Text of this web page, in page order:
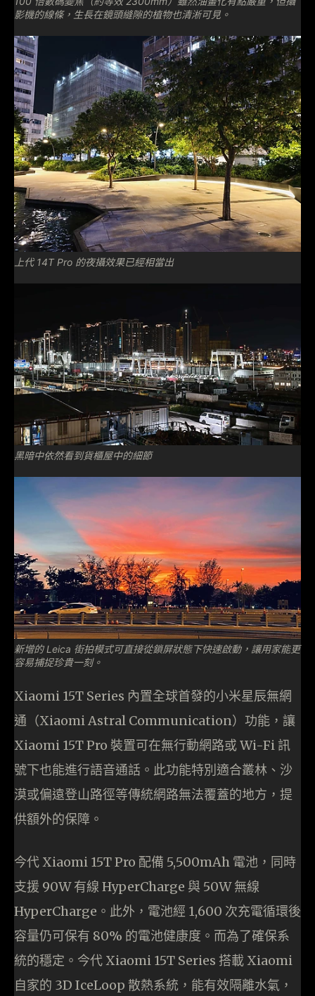
影機的線條，生長在鏡頭縫隙的植物也清淅可見。
上代 14T Pro 的夜攝效果已經相當出
黑暗中依然看到貨櫃屋中的細節
新增的 Leica 街拍模式可直接從鎖屏狀態下快速啟動，讓用家能更
容易捕捉珍貴一刻。
Xiaomi 15T Series 內置全球首發的小米星辰無網
通（Xiaomi Astral Communication）功能，讓
Xiaomi 15T Pro 裝置可在無行動網路或 Wi-Fi 訊
號下也能進行語音通話。此功能特別適合叢林、沙
漠或偏遠登山路徑等傳統網路無法覆蓋的地方，提
供額外的保障。
今代 Xiaomi 15T Pro 配備 5,500mAh 電池，同時
支援 90W 有線 HyperCharge 與 50W 無線
HyperCharge。此外，電池經 1,600 次充電循環後
容量仍可保有 80% 的電池健康度。而為了確保系
統的穩定。今代 Xiaomi 15T Series 搭載 Xiaomi
自家的 3D IceLoop 散熱系統，能有效隔離水氣，